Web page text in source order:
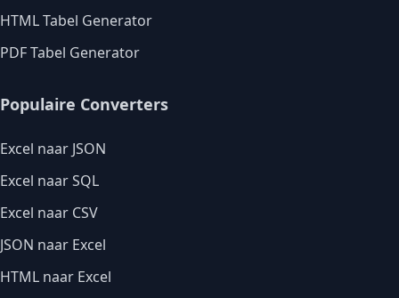
HTML Tabel Generator
PDF Tabel Generator
Populaire Converters
Excel naar JSON
Excel naar SQL
Excel naar CSV
JSON naar Excel
HTML naar Excel